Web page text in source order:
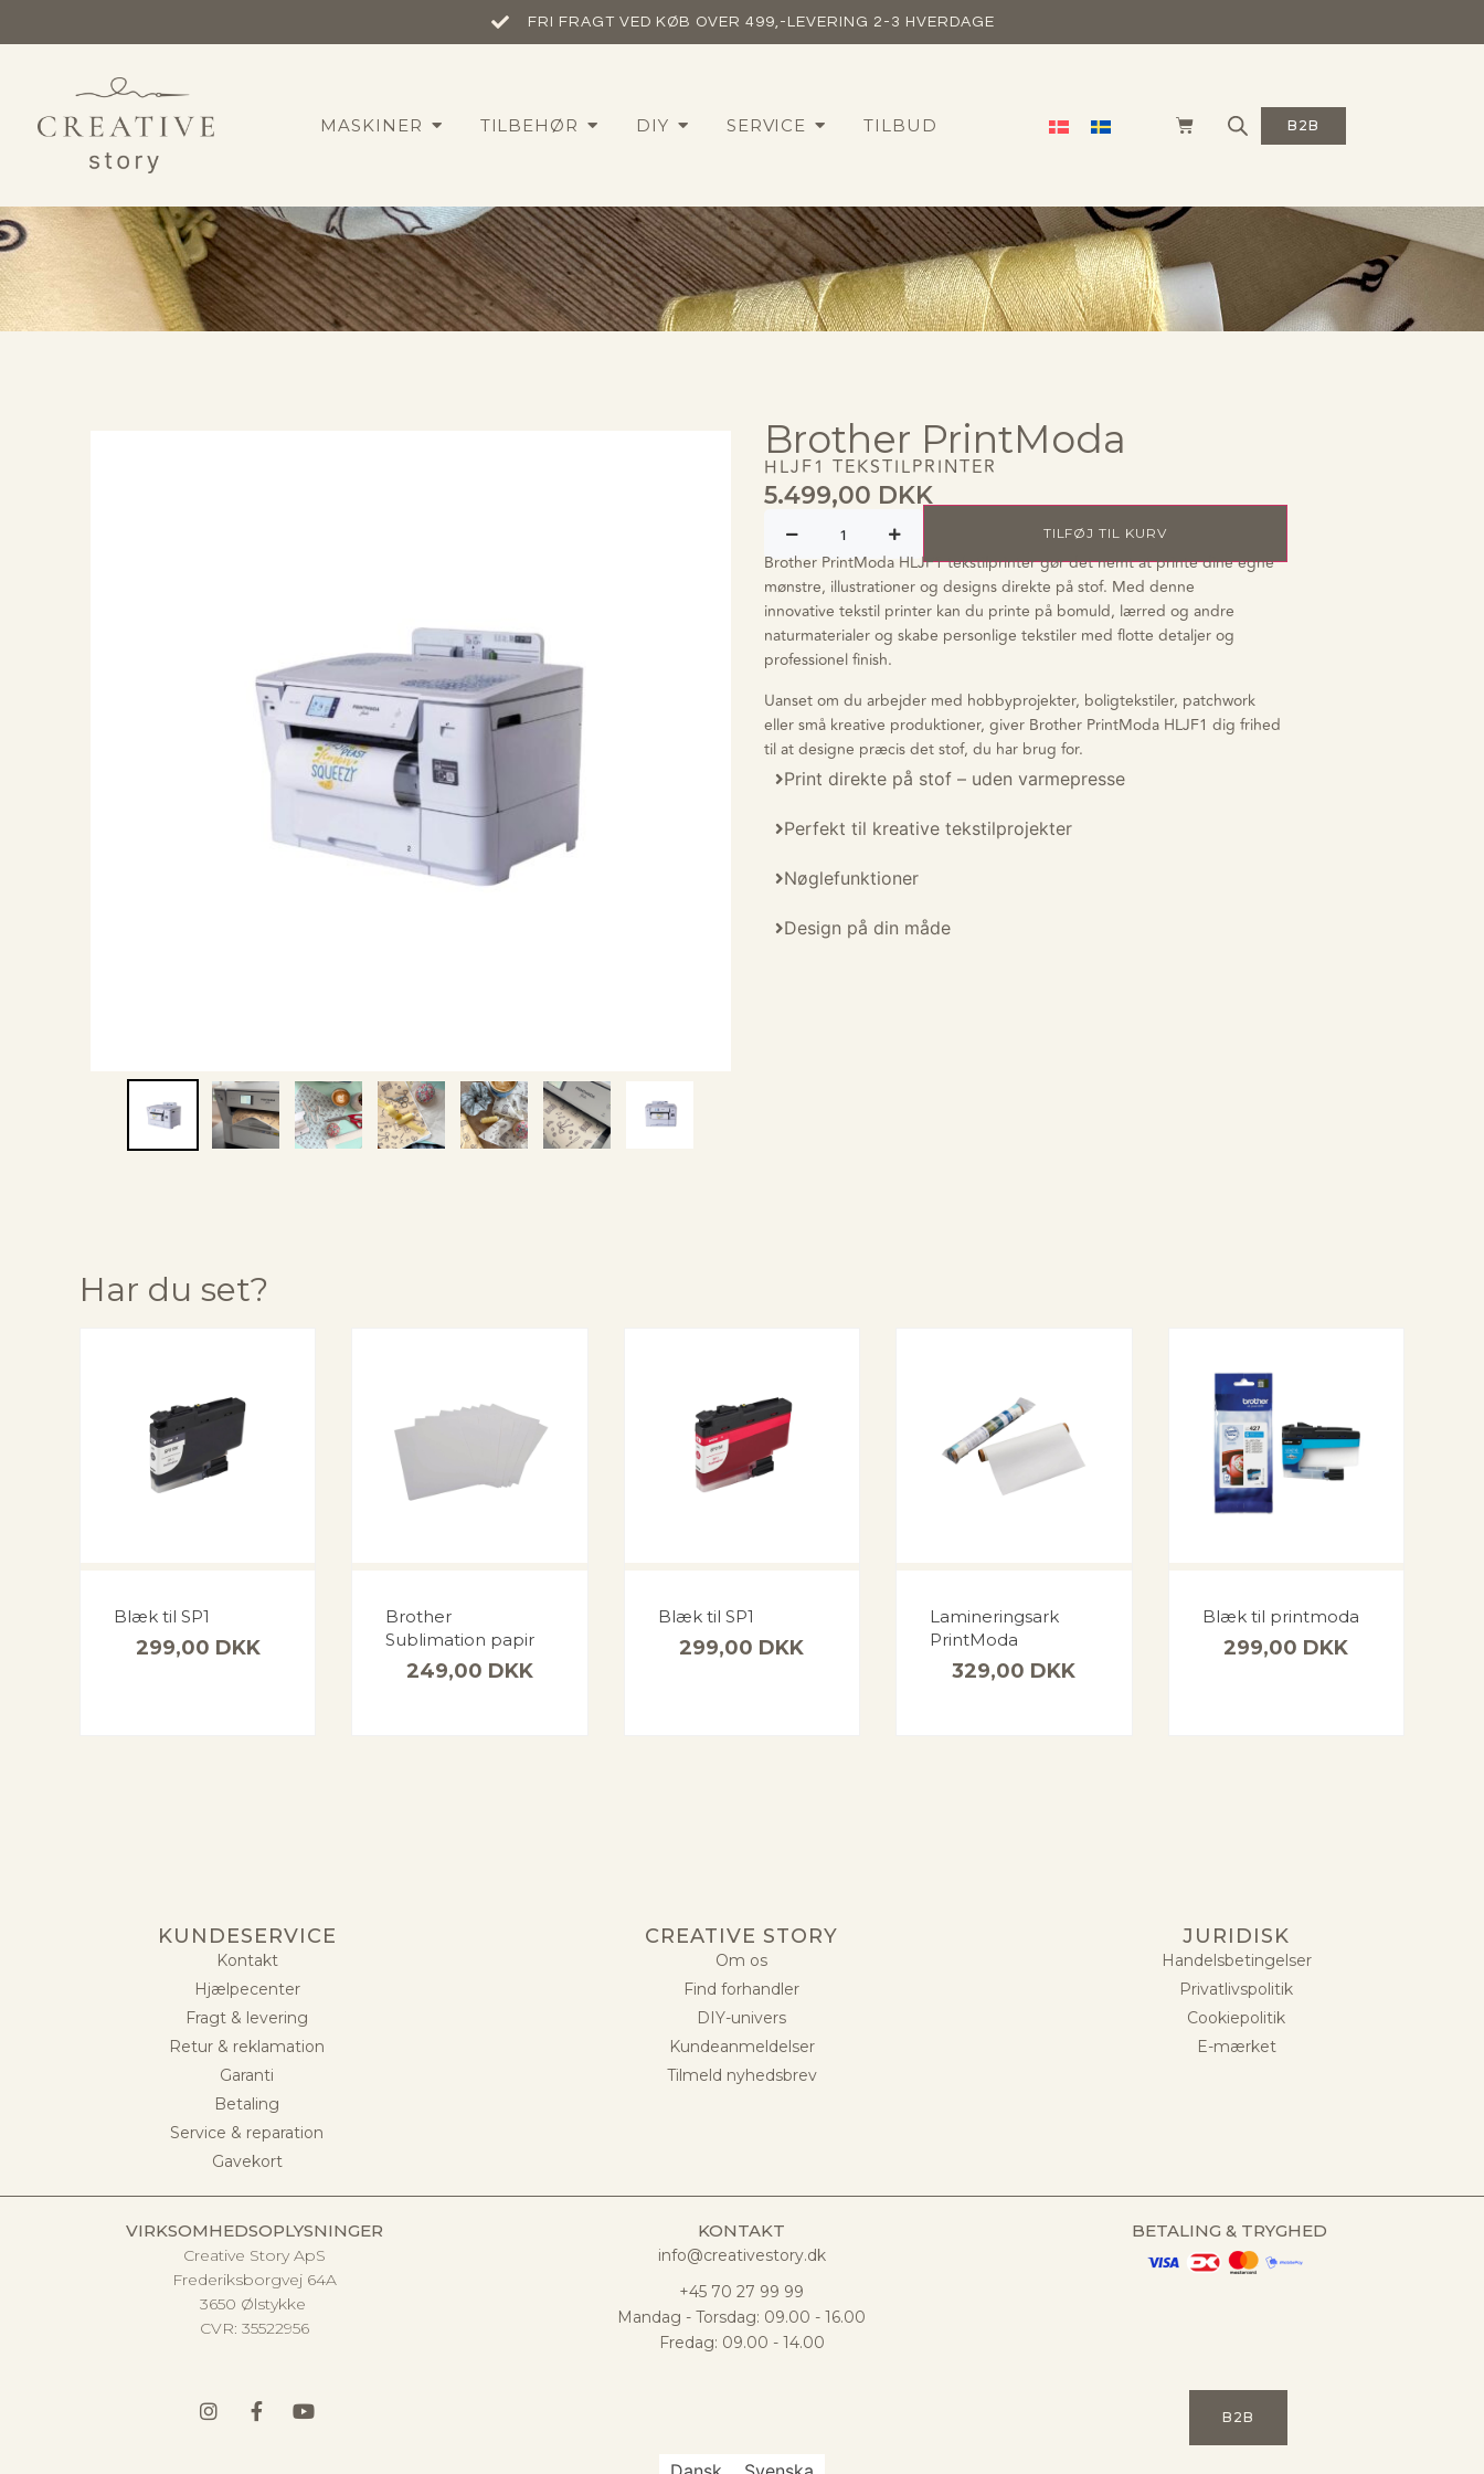
FRI FRAGT VED KØB OVER 499,-​ LEVERING 2-3 HVERDAGE
MASKINER TILBEHØR DIY SERVICE TILBUD B2B
Brother PrintModa
HLJF1 TEKSTILPRINTER
5.499,00 DKK
TILFØJ TIL KURV
Brother PrintModa HLJF1 tekstilprinter gør det nemt at printe dine egne
mønstre, illustrationer og designs direkte på stof. Med denne
innovative tekstil printer kan du printe på bomuld, lærred og andre
naturmaterialer og skabe personlige tekstiler med flotte detaljer og
professionel finish.
Uanset om du arbejder med hobbyprojekter, boligtekstiler, patchwork
eller små kreative produktioner, giver Brother PrintModa HLJF1 dig frihed
til at designe præcis det stof, du har brug for.
Print direkte på stof – uden varmepresse
Perfekt til kreative tekstilprojekter
Nøglefunktioner
Design på din måde
Har du set?
Blæk til SP1
299,00 DKK
Brother
Sublimation papir
249,00 DKK
Blæk til SP1
299,00 DKK
Lamineringsark
PrintModa
329,00 DKK
Blæk til printmoda
299,00 DKK
KUNDESERVICE
Kontakt
Hjælpecenter
Fragt & levering
Retur & reklamation
Garanti
Betaling
Service & reparation
Gavekort
CREATIVE STORY
Om os
Find forhandler
DIY-univers
Kundeanmeldelser
Tilmeld nyhedsbrev
JURIDISK
Handelsbetingelser
Privatlivspolitik
Cookiepolitik
E-mærket
VIRKSOMHEDSOPLYSNINGER
Creative Story ApS
Frederiksborgvej 64A
3650 Ølstykke
CVR: 35522956
KONTAKT
info@creativestory.dk
+45 70 27 99 99
Mandag - Torsdag: 09.00 - 16.00
Fredag: 09.00 - 14.00
BETALING & TRYGHED
B2B